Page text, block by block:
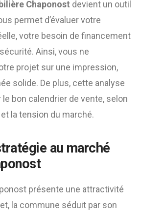
Chaponost devient un outil
permet d’évaluer votre
votre besoin de financement
Ainsi, vous ne
projet sur une impression,
solide. De plus, cette analyse
bon calendrier de vente, selon
la tension du marché.
au marché
présente une attractivité
la commune séduit par son